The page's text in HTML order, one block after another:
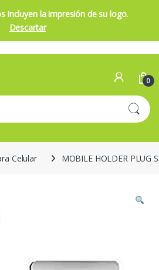
incluyen la impresión de su logo.
Descartar
0
Celular MOBILE HOLDER PLUG